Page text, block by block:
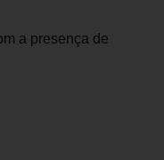
a presença de